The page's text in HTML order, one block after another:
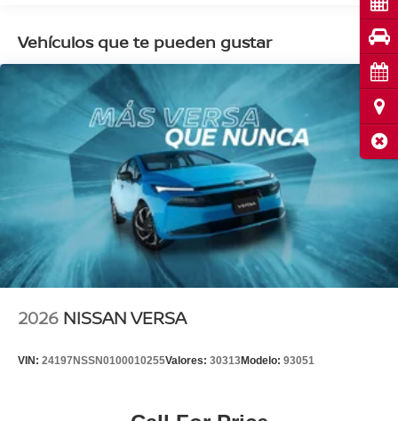
Vehículos que te pueden gustar
2026 NISSAN VERSA
VIN: 24197NSSN0100010255Valores: 30313Modelo: 93051